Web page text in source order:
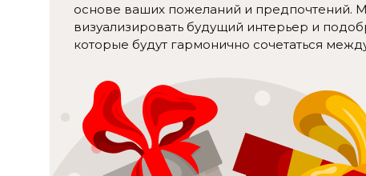
основе ваших пожеланий и предпочтений.
визуализировать будущий интерьер и
которые будут гармонично сочетаться